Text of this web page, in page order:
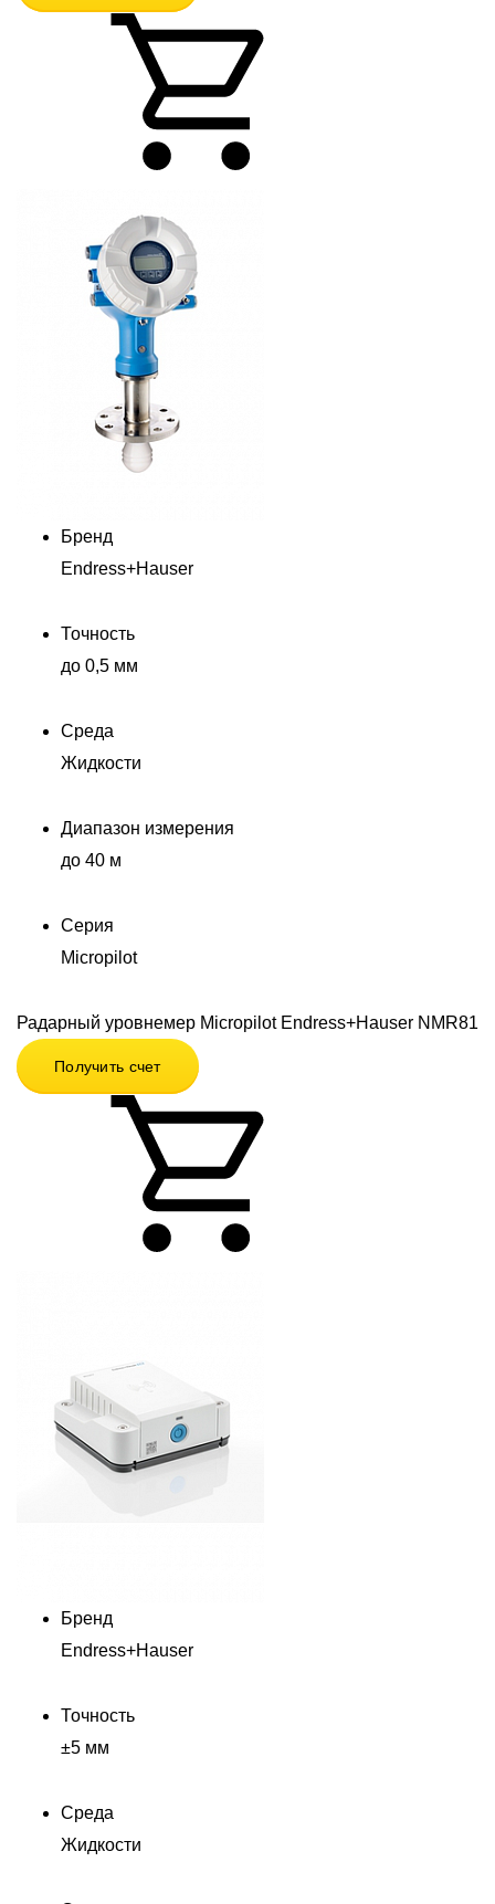
Бренд
Endress+Hauser
Точность
до 0,5 мм
Среда
Жидкости
Диапазон измерения
до 40 м
Серия
Micropilot
Радарный уровнемер Micropilot Endress+Hauser NMR81
Получить счет
Бренд
Endress+Hauser
Точность
±5 мм
Среда
Жидкости